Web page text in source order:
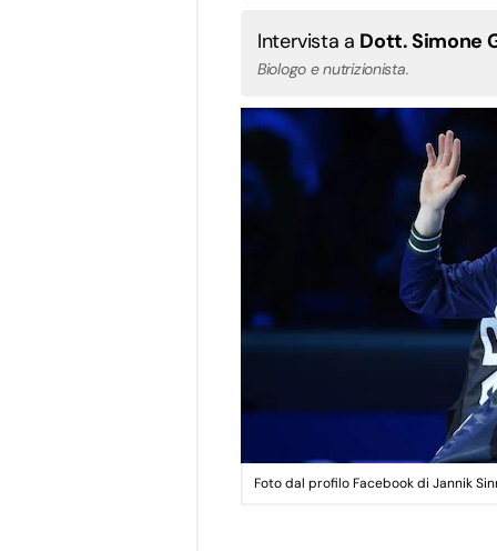
Intervista a Dott. Simone
Biologo e nutrizionista.
Foto dal profilo Facebook di Jannik